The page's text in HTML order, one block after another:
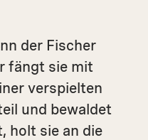
der Fischer
fängt sie mit
verspielten
und bewaldet
holt sie an die